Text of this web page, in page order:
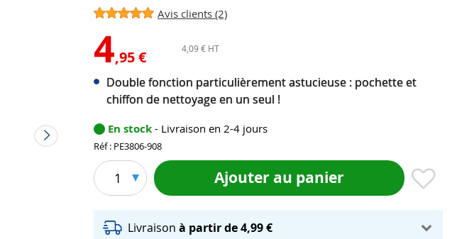
Avis clients (2)
4,95 € 4,09 € HT
Double fonction particulièrement astucieuse : pochette et
chiffon de nettoyage en un seul !
En stock - Livraison en 2-4 jours
Réf : PE3806-908
1 Ajouter au panier
Livraisonà partir de 4,99 €